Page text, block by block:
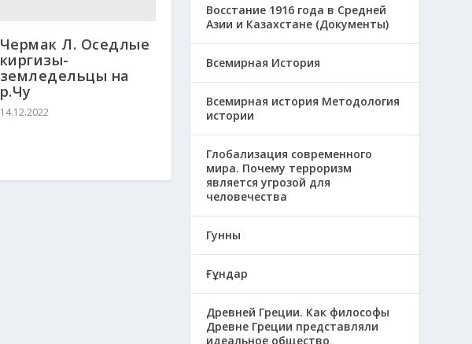
Чермак Л. Оседлые
киргизы-
земледельцы на
р.Чу
14.12.2022
Восстание 1916 года в Средней
Азии и Казахстане (Документы)
Всемирная История
Всемирная история Методология
истории
Глобализация современного
мира. Почему терроризм
является угрозой для
человечества
Гунны
Ғұндар
Древней Греции. Как философы
Древне Греции представляли
идеальное общество